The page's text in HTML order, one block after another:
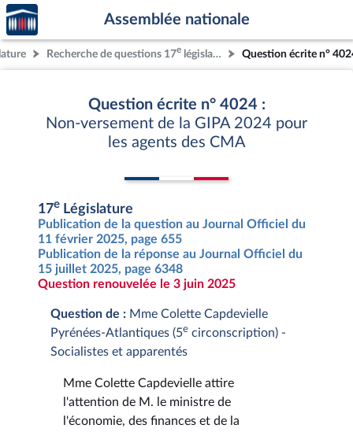
Aller au contenu
Aller en bas de la page
Accèder
à la
page
d'accueil
Assemblée nationale
Recherche de questions 17e législature Question écrite n°
Question écrite n° 4024 :
Non-versement de la GIPA 2024 pour
les agents des CMA
17e Législature
Publication de la question au Journal Officiel du
11 février 2025, page 655
Publication de la réponse au Journal Officiel du
15 juillet 2025, page 6348
Question renouvelée le 3 juin 2025
Question de : Mme Colette Capdevielle
Pyrénées-Atlantiques (5e circonscription) -
Socialistes et apparentés
Mme Colette Capdevielle attire
l'attention de M. le ministre de
l'économie, des finances et de la